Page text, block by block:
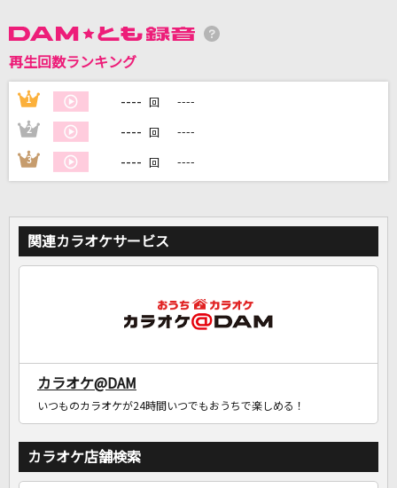
DAMに会員登録・ログインして
自宅でカラオケ歌い放題！
再生回数ランキング
1 ---- 回 ----
2 ---- 回 ----
3 ---- 回 ----
関連カラオケサービス
カラオケ@DAM
いつものカラオケが24時間いつでもおうちで楽しめる！
カラオケ店舗検索